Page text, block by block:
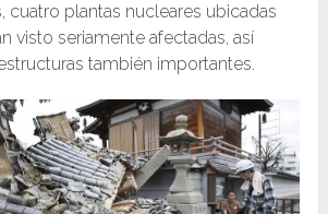
cuatro plantas nucleares ubicadas
visto seriamente afectadas, así
también importantes.